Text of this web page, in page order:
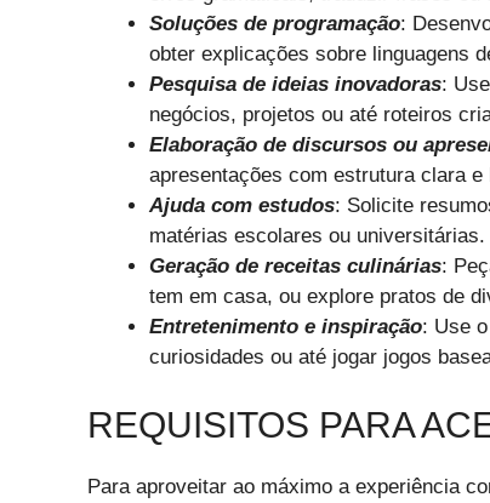
Soluções de programação:
obter explicações sobre linguagens
Pesquisa de ideias inovadoras:
negócios, projetos ou até roteiros
Elaboração de discursos ou
apresentações com estrutura clara e
Ajuda com estudos: Solicite
matérias escolares ou universitárias.
Geração de receitas culinárias:
tem em casa, ou explore pratos de
Entretenimento e inspiração: Use
curiosidades ou até jogar jogos
REQUISITOS PARA
Para aproveitar ao máximo a experiência